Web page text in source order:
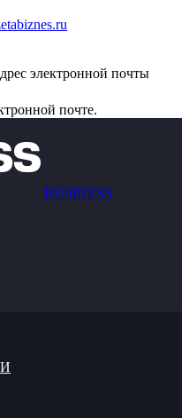
электронной почты
почте.
BUSINESS